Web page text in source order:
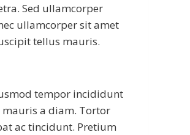
Sed ullamcorper
ullamcorper sit amet
tellus mauris.
tempor incididunt
a diam. Tortor
ac tincidunt. Pretium